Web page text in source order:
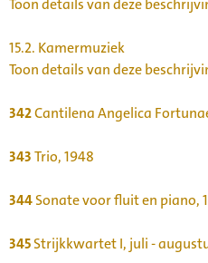
Toon details van deze
15.2. Kamermuziek
Toon details van deze
342Cantilena Angelica
343Trio, 1948
344Sonate voor fluit en piano,
345Strijkkwartet I, juli -